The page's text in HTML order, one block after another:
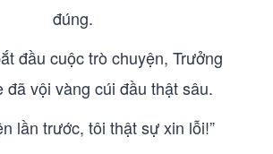
đúng.
đầu cuộc trò chuyện, Trưởng
đã vội vàng cúi đầu thật sâu.
lần trước, tôi thật sự xin lỗi!”